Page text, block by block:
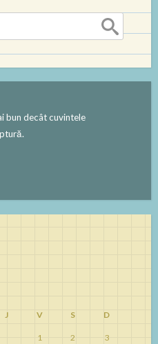
bun decât cuvintele
J V S D
1 2 3